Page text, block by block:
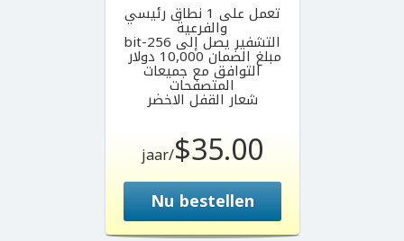
تعمل على 1 نطاق رئيسي
والفرعية
التشفير يصل إلى 256-bit
مبلغ الضمان 10,000 دولار
التوافق مع جميعات
المتصفحات
شعار القفل الاخضر
$35.00
/jaar
Nu bestellen